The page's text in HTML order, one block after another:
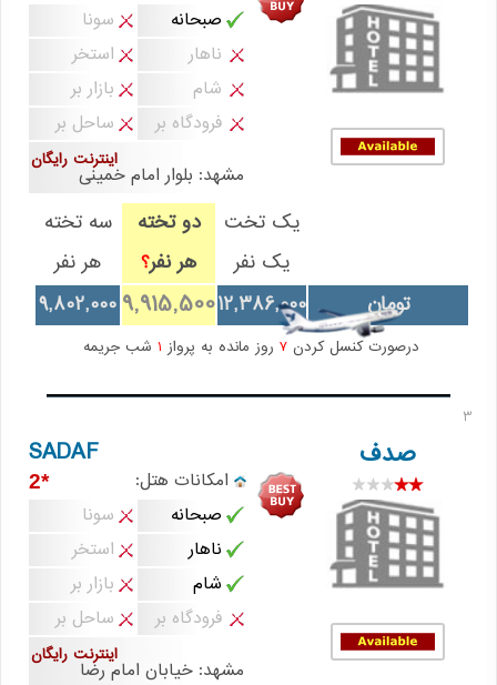
صبحانه
سونا
ناهار
استخر
شام
بازار بر
فرودگاه بر
ساحل بر
اینترنت رایگان
مشهد: بلوار امام خمینی
یک تخت
یک نفر
دو تخته
هر نفر؟
سه تخته
هر نفر
تومان
12,386,000
9,915,500
9,802,000
درصورت کنسل کردن 7 روز مانده به پرواز شب جریمه
3
صدف SADAF
امکانات هتل: *2
صبحانه
سونا
ناهار
استخر
شام
بازار بر
فرودگاه بر
ساحل بر
اینترنت رایگان
مشهد: خیابان امام رضا